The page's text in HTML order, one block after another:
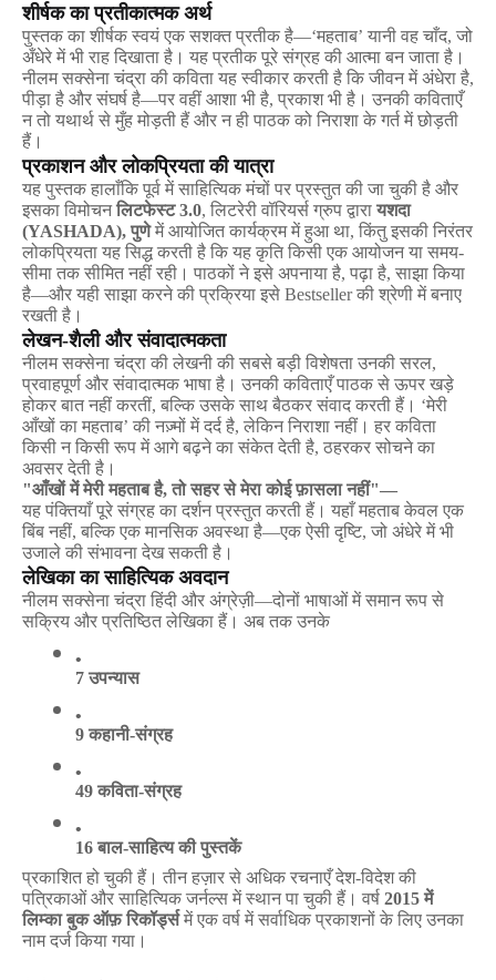
शीर्षक का प्रतीकात्मक अर्थ
पुस्तक का शीर्षक स्वयं एक सशक्त प्रतीक है—‘महताब’ यानी वह चाँद, जो
अँधेरे में भी राह दिखाता है। यह प्रतीक पूरे संग्रह की आत्मा बन जाता है।
नीलम सक्सेना चंद्रा की कविता यह स्वीकार करती है कि जीवन में अंधेरा है,
पीड़ा है और संघर्ष है—पर वहीं आशा भी है, प्रकाश भी है। उनकी कविताएँ
न तो यथार्थ से मुँह मोड़ती हैं और न ही पाठक को निराशा के गर्त में छोड़ती
हैं।
प्रकाशन और लोकप्रियता की यात्रा
यह पुस्तक हालाँकि पूर्व में साहित्यिक मंचों पर प्रस्तुत की जा चुकी है और
इसका विमोचन लिटफेस्ट3.0, लिटरेरी वॉरियर्स ग्रुप द्वारा यशदा
(YASHADA),पुणे में आयोजित कार्यक्रम में हुआ था, किंतु इसकी निरंतर
लोकप्रियता यह सिद्ध करती है कि यह कृति किसी एक आयोजन या समय-
सीमा तक सीमित नहीं रही। पाठकों ने इसे अपनाया है, पढ़ा है, साझा किया
है—और यही साझा करने की प्रक्रिया इसे Bestsellerकी श्रेणी में बनाए
रखती है।
लेखन-शैली और संवादात्मकता
नीलम सक्सेना चंद्रा की लेखनी की सबसे बड़ी विशेषता उनकी सरल,
प्रवाहपूर्ण और संवादात्मक भाषा है। उनकी कविताएँ पाठक से ऊपर खड़े
होकर बात नहीं करतीं, बल्कि उसके साथ बैठकर संवाद करती हैं। ‘मेरी
आँखों का महताब’ की नज़्मों में दर्द है, लेकिन निराशा नहीं। हर कविता
किसी न किसी रूप में आगे बढ़ने का संकेत देती है, ठहरकर सोचने का
अवसर देती है।
"आँखों में मेरी महताब है,तो सहर से मेरा कोई फ़ासला नहीं"—
यह पंक्तियाँ पूरे संग्रह का दर्शन प्रस्तुत करती हैं। यहाँ महताब केवल एक
बिंब नहीं, बल्कि एक मानसिक अवस्था है—एक ऐसी दृष्टि, जो अंधेरे में भी
उजाले की संभावना देख सकती है।
लेखिका का साहित्यिक अवदान
नीलम सक्सेना चंद्रा हिंदी और अंग्रेज़ी—दोनों भाषाओं में समान रूप से
सक्रिय और प्रतिष्ठित लेखिका हैं। अब तक उनके
7 उपन्यास
9 कहानी-संग्रह
49 कविता-संग्रह
16 बाल-साहित्य की पुस्तकें
प्रकाशित हो चुकी हैं। तीन हज़ार से अधिक रचनाएँ देश-विदेश की
पत्रिकाओं और साहित्यिक जर्नल्स में स्थान पा चुकी हैं। वर्ष 2015में
लिम्का बुक ऑफ़ रिकॉर्ड्स में एक वर्ष में सर्वाधिक प्रकाशनों के लिए उनका
नाम दर्ज किया गया।